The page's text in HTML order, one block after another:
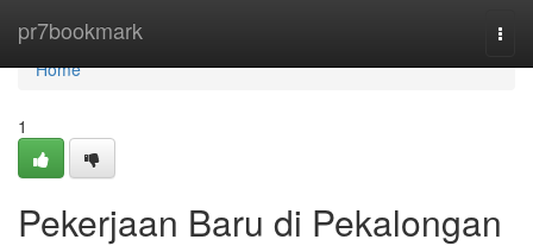
pr7bookmark
Home
Home
1
Pekerjaan Baru di Pekalongan